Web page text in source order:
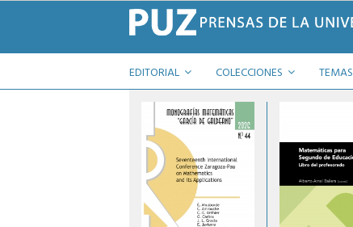
EDITORIAL COLECCIONES TEMAS